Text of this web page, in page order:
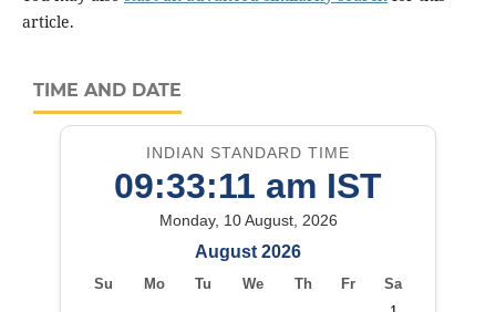
article.
TIME AND DATE